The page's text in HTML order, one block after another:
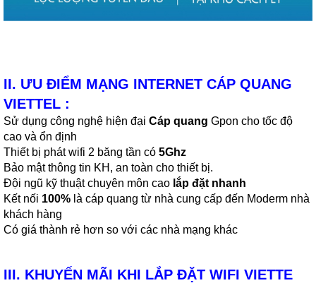
II. ƯU ĐIỂM MẠNG INTERNET CÁP QUANG
VIETTEL :
Sử dụng công nghệ hiện đại Cáp quang Gpon cho tốc độ
cao và ổn định
Thiết bị phát wifi 2 băng tần có 5Ghz
Bảo mật thông tin KH, an toàn cho thiết bị.
Đội ngũ kỹ thuật chuyên môn cao lắp đặt nhanh
Kết nối 100% là cáp quang từ nhà cung cấp đến Moderm nhà
khách hàng
Có giá thành rẻ hơn so với các nhà mạng khác
III. KHUYẾN MÃI KHI LẮP ĐẶT WIFI VIETTE